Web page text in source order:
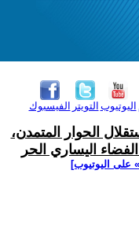
الفيسبوك التويتر اليوتيوب
الحوار المتمدن،
اليساري الحر
على اليوتيوب]